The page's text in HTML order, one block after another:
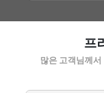
프
많은 고객님께